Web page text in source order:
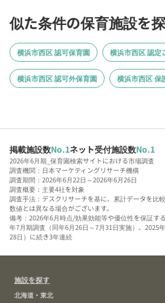
似た条件の保育施設を
横浜市西区 認可保育園 横浜市西区 認定
横浜市西区 認可外保育園 横浜市西区 保
掲載施設数No.1ネット受付施設数No.1
2026年6月期_保育園検索サイトにおける市場調査
調査機関：日本マーケティングリサーチ機構
調査期間：2026年6月22日～2026年6月26日
調査概要：主要4社を対象
調査手法：デスクリサーチを基に、累計データを比
数値とは異なる場合がございます。
備考：2026年6月時点/効果効能等や優位性を保証す
年7月期調査（同年6月26日～7月31日実施）、2025
28日）に続き3年連続
施設を探す
北海道・東北